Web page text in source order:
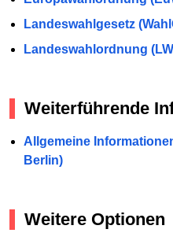
Landeswahlgesetz
Landeswahlordnung
Weiterführende
Allgemeine
Berlin)
Weitere Optionen